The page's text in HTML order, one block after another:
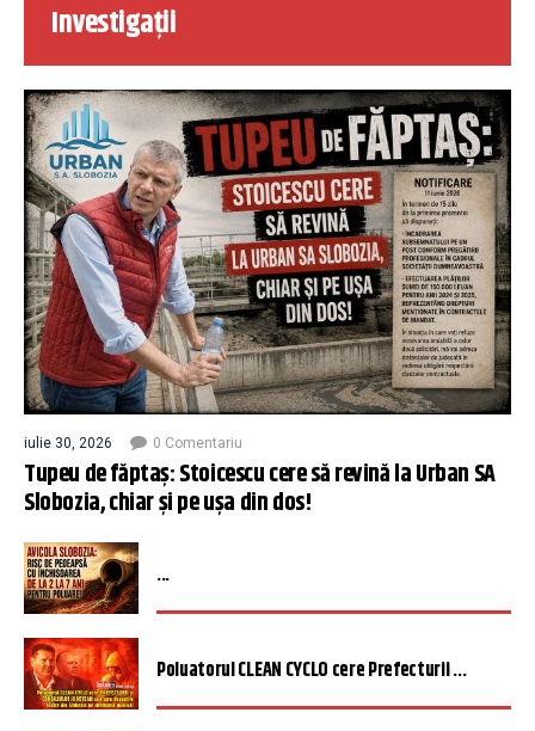
Investigații
iulie 30, 2026 0 Comentariu
Tupeu de făptaș: Stoicescu cere să revină la Urban SA
Slobozia, chiar și pe ușa din dos!
...
Poluatorul CLEAN CYCLO cere Prefecturii ...